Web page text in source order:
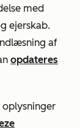
med
ejerskab.
af
opdateres
oplysninger